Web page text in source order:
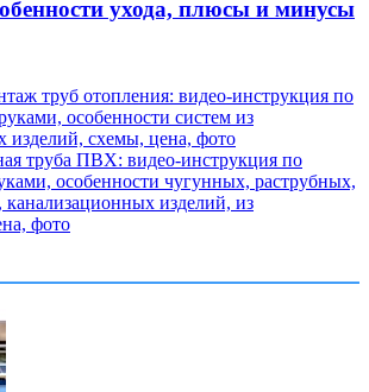
ухода, плюсы и минусы
труб отопления: видео-инструкция по
особенности систем из
изделий, схемы, цена, фото
труба ПВХ: видео-инструкция по
особенности чугунных, раструбных,
канализационных изделий, из
фото